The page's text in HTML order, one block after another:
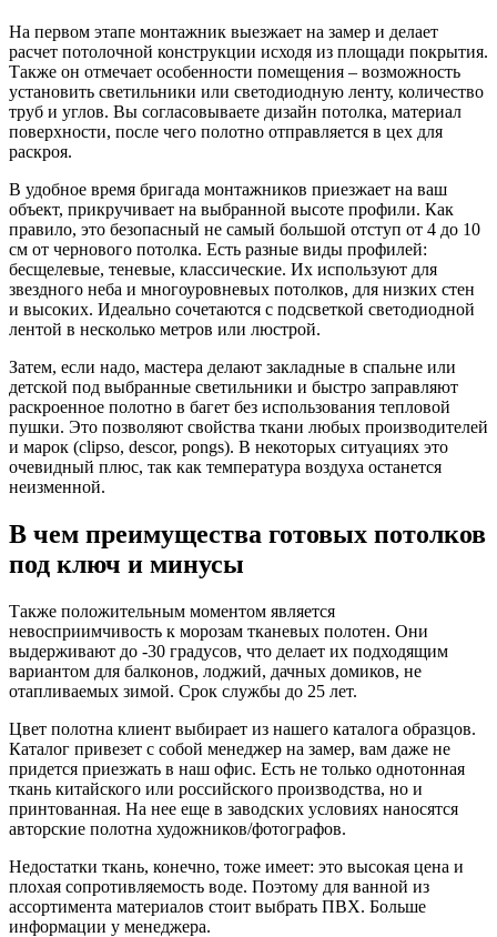
На первом этапе монтажник выезжает на замер и делает
расчет потолочной конструкции исходя из площади покрытия.
Также он отмечает особенности помещения – возможность
установить светильники или светодиодную ленту, количество
труб и углов. Вы согласовываете дизайн потолка, материал
поверхности, после чего полотно отправляется в цех для
раскроя.
В удобное время бригада монтажников приезжает на ваш
объект, прикручивает на выбранной высоте профили. Как
правило, это безопасный не самый большой отступ от 4 до 10
см от чернового потолка. Есть разные виды профилей:
бесщелевые, теневые, классические. Их используют для
звездного неба и многоуровневых потолков, для низких стен
и высоких. Идеально сочетаются с подсветкой светодиодной
лентой в несколько метров или люстрой.
Затем, если надо, мастера делают закладные в спальне или
детской под выбранные светильники и быстро заправляют
раскроенное полотно в багет без использования тепловой
пушки. Это позволяют свойства ткани любых производителей
и марок (clipso, descor, pongs). В некоторых ситуациях это
очевидный плюс, так как температура воздуха останется
неизменной.
В чем преимущества готовых потолков
под ключ и минусы
Также положительным моментом является
невосприимчивость к морозам тканевых полотен. Они
выдерживают до -30 градусов, что делает их подходящим
вариантом для балконов, лоджий, дачных домиков, не
отапливаемых зимой. Срок службы до 25 лет.
Цвет полотна клиент выбирает из нашего каталога образцов.
Каталог привезет с собой менеджер на замер, вам даже не
придется приезжать в наш офис. Есть не только однотонная
ткань китайского или российского производства, но и
принтованная. На нее еще в заводских условиях наносятся
авторские полотна художников/фотографов.
Недостатки ткань, конечно, тоже имеет: это высокая цена и
плохая сопротивляемость воде. Поэтому для ванной из
ассортимента материалов стоит выбрать ПВХ. Больше
информации у менеджера.